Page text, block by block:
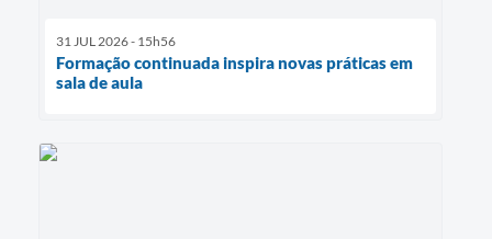
31 JUL 2026 - 15h56
Formação continuada inspira novas práticas em
sala de aula